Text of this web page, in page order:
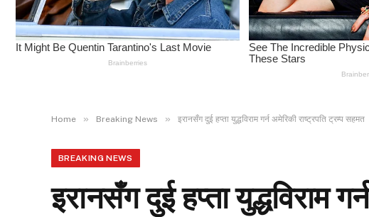
Home » Breaking News » इरानसँग दुई हप्ता युद्धविराम गर्न अमेरिकी राष्ट्रपति ट्रम्प सहमत
BREAKING NEWS
इरानसँग दुई हप्ता युद्धविराम